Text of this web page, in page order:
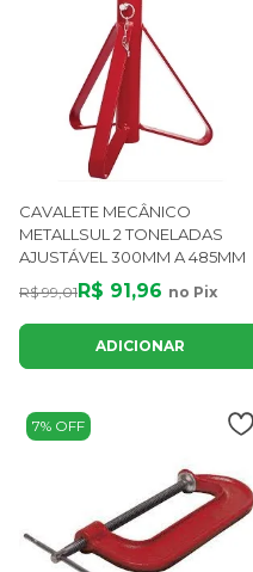
CAVALETE MECÂNICO
METALLSUL 2 TONELADAS
AJUSTÁVEL 300MM A 485MM
R$ 99,01R$ 91,96 no Pix
ADICIONAR
7% OFF